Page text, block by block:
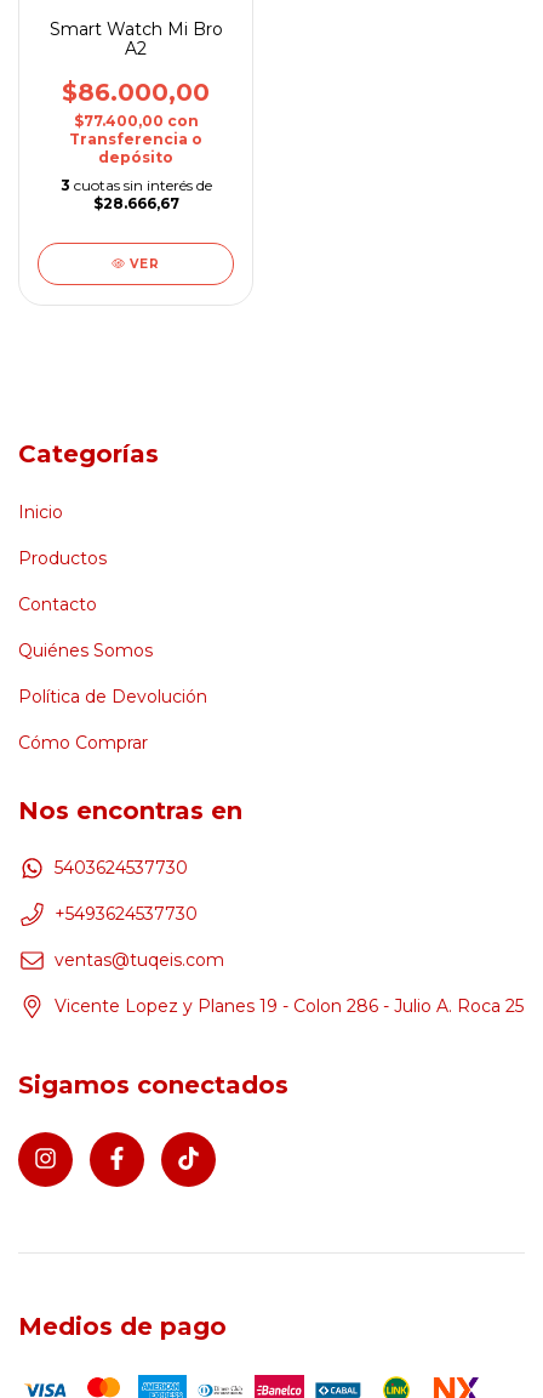
Smart Watch Mi Bro
A2
$86.000,00
$77.400,00 con
Transferencia o
depósito
3 cuotas sin interés de
$28.666,67
VER
Categorías
Inicio
Productos
Contacto
Quiénes Somos
Política de Devolución
Cómo Comprar
Nos encontras en
5403624537730
+5493624537730
ventas@tuqeis.com
Vicente Lopez y Planes 19 - Colon 286 - Julio A. Roca 25
Sigamos conectados
Medios de pago